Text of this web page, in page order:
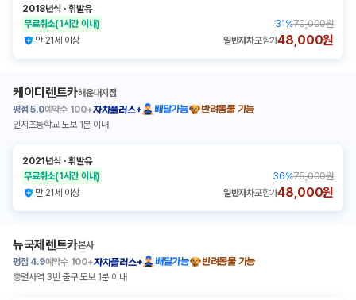
2018년식 ㆍ휘발유
무료취소(1시간 이내) 31 %70,000원
만 21세 이상
일반자차포함가48,000원
케이디렌트카해운대지점
평점 5.0예약수 100+자차플러스+ 배달가능
반려동물 가능
인지초등학교 도보 1분 이내
2021년식 ㆍ휘발유
무료취소(1시간 이내) 36%75,000원
만 21세 이상
일반자차포함가48,000원
뉴국제렌트카본사
평점 4.9예약수 100+자차플러스+ 배달가능
반려동물 가능
충렬사역 3번 출구 도보 1분 이내